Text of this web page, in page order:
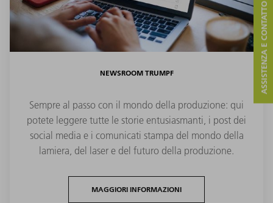
NEWSROOM TRUMPF
Sempre al passo con il mondo della produzione: qui
potete leggere tutte le storie entusiasmanti, i post dei
social media e i comunicati stampa del mondo della
lamiera, del laser e del futuro della produzione.
MAGGIORI INFORMAZIONI
ASSISTENZA E CONTATTO